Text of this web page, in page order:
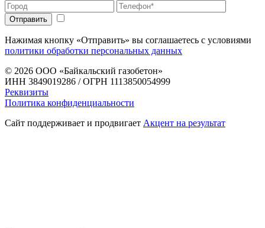
Нажимая кнопку «Отправить» вы соглашаетесь с условиями
политики обработки персональных данных
© 2026 ООО «Байкальский газобетон»
ИНН 3849019286 / ОГРН 1113850054999
Реквизиты
Политика конфиденциальности
Сайт поддерживает и продвигает Акцент на результат